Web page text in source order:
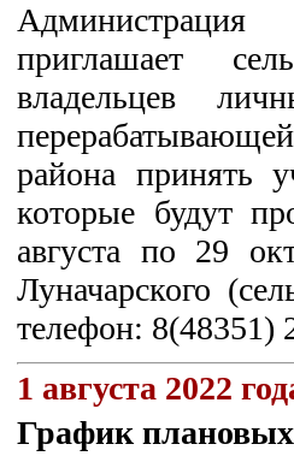
приглашает
владельцев
района принять
которые будут
августа по 29
Луначарского
телефон: 8(48351)
1 августа 2022
График плановых